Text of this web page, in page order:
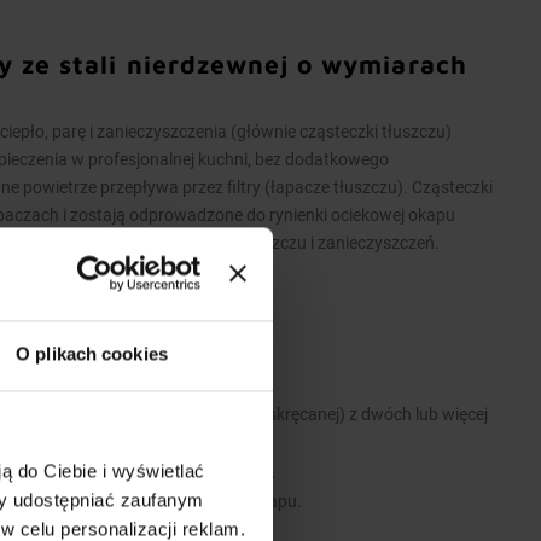
O plikach cookies
do Ciebie i wyświetlać
udostępniać zaufanym
celu personalizacji reklam.
ze stali nierdzewnej o wymiarach
parę i zanieczyszczenia (głównie cząsteczki tłuszczu)
w profesjonalnej kuchni, bez dodatkowego
powietrze przepływa przez filtry (łapacze tłuszczu). Cząsteczki
i zostają odprowadzone do rynienki ociekowej okapu
umożliwia spuszczenie tłuszczu i zanieczyszczeń.
wykonane są w wersji łączonej (skręcanej) z dwóch lub więcej
i zawiesi umożliwiających montaż.
dodatkowe wyposażenie okapu.